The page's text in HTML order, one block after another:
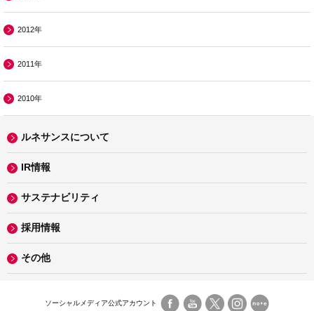
2012年
2011年
2010年
ルネサンスについて
IR情報
サステナビリティ
採用情報
その他
ソーシャルメディア公式アカウント